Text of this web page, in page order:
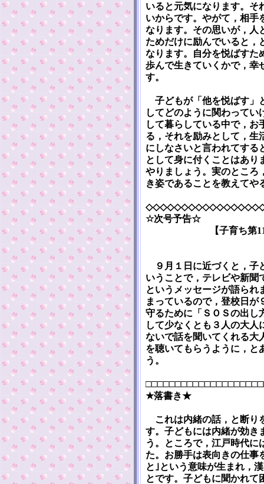
いると元気になります。そ
いからです。やがて，相手
なります。その思いが，人
ためだけに励んでいると，
なります。自分を悦ばすた
歩んで生きていくかで，幸
す。
子どもが「他を悦ばす」
してどのように関わってい
して暮らしている中で，お
る，それを励みとして，生
にしなさいと言われてする
として身に付くことはあり
やりましょう。実のところ
き姿であることを教えてや
☆次号予告☆
【子育ち第
９月１日に近づくと，子
いうことで，テレビや新聞
というメッセージが語られ
まっているので，登校日が
守るために「ＳＯＳの出し
して少なくとも３人の大人
ないで話を聞いてくれる大
を聴いてもらうように，と
う。
★落書き★
これは内緒の話，と断り
す。子どもには内緒が効き
う。ところで，江戸時代に
た。お勝手は表向きの仕事
と｣という意味が生まれ，
とです。子どもに聞かれて